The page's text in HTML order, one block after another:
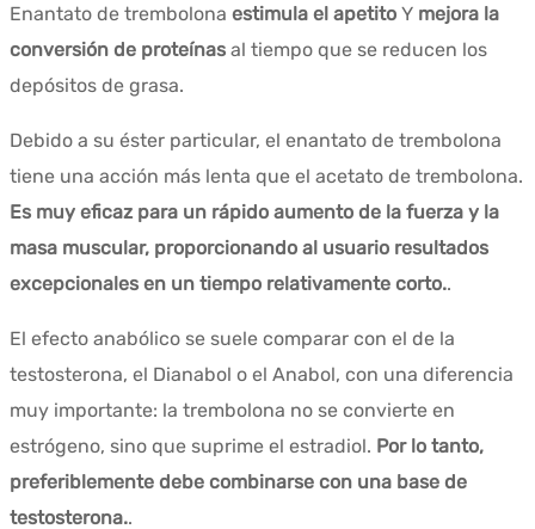
Enantato de trembolona estimula el apetito Y mejora la
conversión de proteínas al tiempo que se reducen los
depósitos de grasa.
Debido a su éster particular, el enantato de trembolona
tiene una acción más lenta que el acetato de trembolona.
Es muy eficaz para un rápido aumento de la fuerza y la
masa muscular, proporcionando al usuario resultados
excepcionales en un tiempo relativamente corto..
El efecto anabólico se suele comparar con el de la
testosterona, el Dianabol o el Anabol, con una diferencia
muy importante: la trembolona no se convierte en
estrógeno, sino que suprime el estradiol. Por lo tanto,
preferiblemente debe combinarse con una base de
testosterona..